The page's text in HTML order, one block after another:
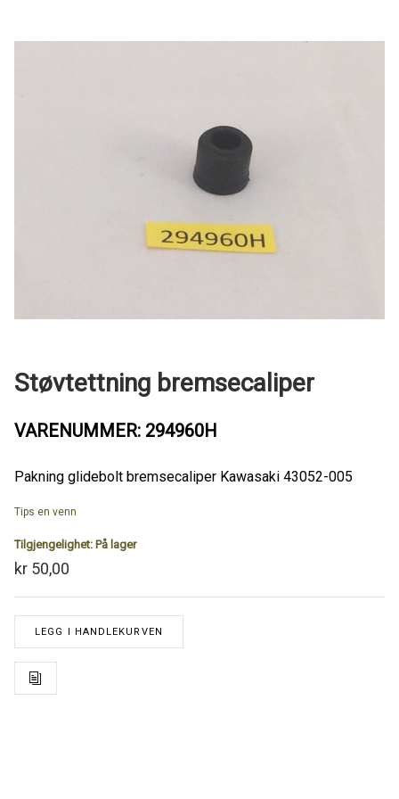
Støvtettning bremsecaliper
VARENUMMER: 294960H
Pakning glidebolt bremsecaliper Kawasaki 43052-005
Tips en venn
Tilgjengelighet: På lager
kr 50,00
LEGG I HANDLEKURVEN